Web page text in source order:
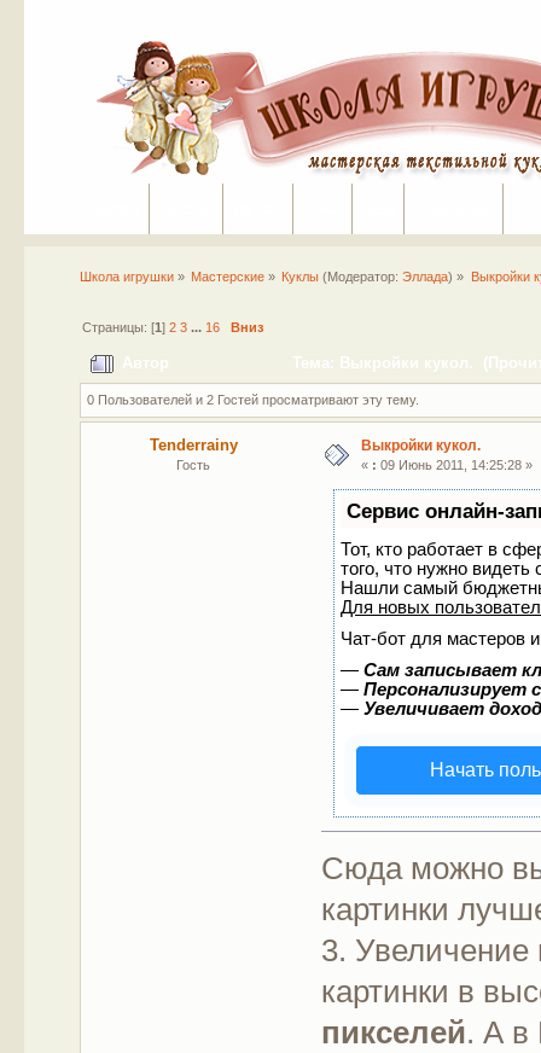
Школа игрушки» Мастерские » Куклы (Модератор:Эллада) » Выкройки
Страницы: [1 ] 2 3 ... 16 Вниз
Автор Тема: Выкройки кукол.
0 Пользователей и 2 Гостей просматривают эту тему.
Tenderrainy
Гость
Выкройки кукол.
« : 09 Июнь 2011, 14:25:28 »
Сервис онлайн-
Тот, кто работает в
того, что нужно
Нашли самый
Для новых
Чат-бот для мастеров
—Сам записывает
—Персонализирует
—Увеличивает
Начать
Сюда можно
картинки
3.
картинки в
пикселей. А в